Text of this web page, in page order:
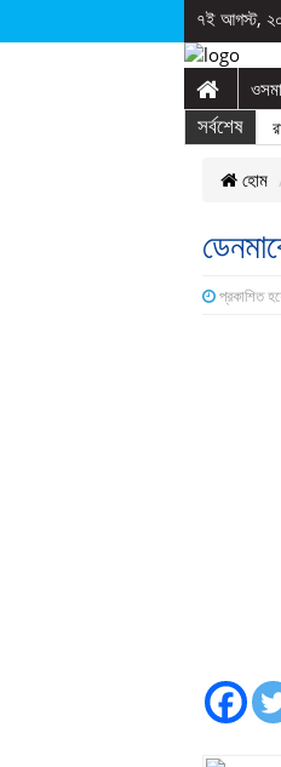
৭ই আগস্ট,
সর্বশেষ
দুপ্রক’র অনুষ্ঠান: ছুটির পরও আটকে রাখা হল
হোম
প্রকাশিত